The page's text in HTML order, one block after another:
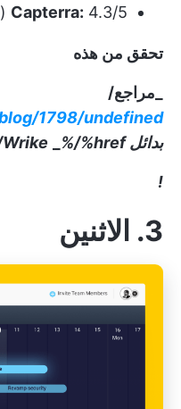
Capterra: 4.3/5 (أكثر من 2400 تقييم)
تحقق من هذه
_مراجع/
1798/undefined/
بدائل Wrike%/%href/
!
3. الاثنين